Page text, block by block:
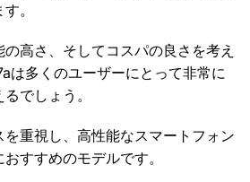
。
高さ、そしてコスパの良さを考え
は多くのユーザーにとって非常に
でしょう。
重視し、高性能なスマートフォン
すすめのモデルです。